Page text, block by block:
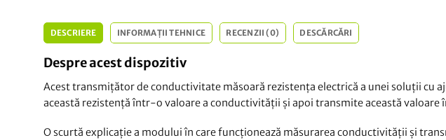
DESCRIERE INFORMAȚII TEHNICE RECENZII (0) DESCĂRCĂRI
Despre acest dispozitiv
Acest transmițător de conductivitate măsoară rezistența electrică a unei soluții cu
această rezistență într-o valoare a conductivității și apoi transmite această valoare
O scurtă explicație a modului în care funcționează măsurarea conductivității și